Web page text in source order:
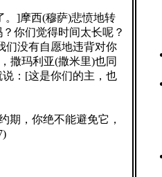
。]摩西(穆萨)悲愤地转
你们觉得时间太长呢？
们没有自愿地违背对你
撒玛利亚(撒米里)也同
：[这是你们的主，也
期，你绝不能避免它，